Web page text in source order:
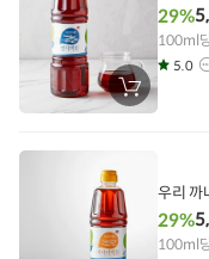
장
바
29%
100ml
5.0
우리
29%
100ml